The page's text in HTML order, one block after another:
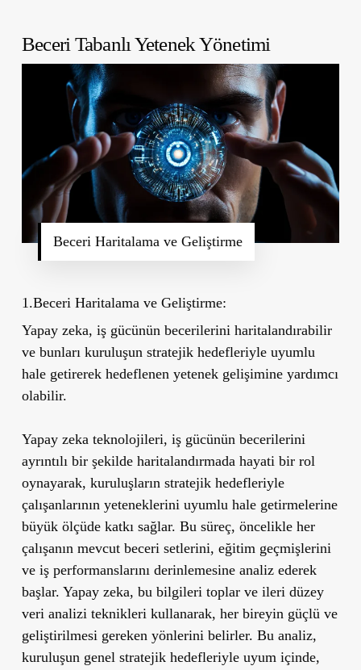
Beceri Tabanlı Yetenek Yönetimi
Beceri Haritalama ve Geliştirme
1.Beceri Haritalama ve Geliştirme:
Yapay zeka, iş gücünün becerilerini haritalandırabilir
ve bunları kuruluşun stratejik hedefleriyle uyumlu
hale getirerek hedeflenen yetenek gelişimine yardımcı
olabilir.
Yapay zeka teknolojileri, iş gücünün becerilerini
ayrıntılı bir şekilde haritalandırmada hayati bir rol
oynayarak, kuruluşların stratejik hedefleriyle
çalışanlarının yeteneklerini uyumlu hale getirmelerine
büyük ölçüde katkı sağlar. Bu süreç, öncelikle her
çalışanın mevcut beceri setlerini, eğitim geçmişlerini
ve iş performanslarını derinlemesine analiz ederek
başlar. Yapay zeka, bu bilgileri toplar ve ileri düzey
veri analizi teknikleri kullanarak, her bireyin güçlü ve
geliştirilmesi gereken yönlerini belirler. Bu analiz,
kuruluşun genel stratejik hedefleriyle uyum içinde,